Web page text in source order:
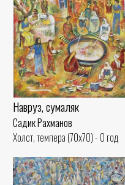
Навруз, сумаляк
Садик Рахманов
Холст, темпера (70x70) - 0 год